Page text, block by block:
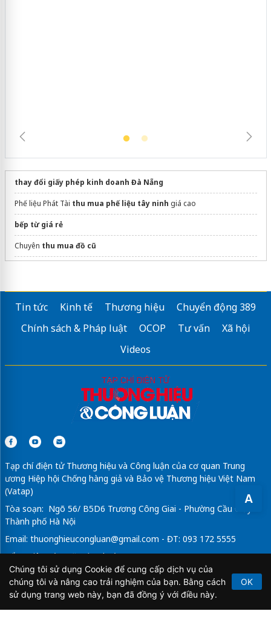
A
thay đổi giấy phép kinh doanh Đà Nẵng
Phế liệu Phát Tài thu mua phế liệu tây ninh giá cao
bếp từ giá rẻ
Chuyên thu mua đồ cũ
in bao bì giấy theo yêu cầu
dán phim cách nhiệt ô tô
giá tốt
Sửa máy rửa bát bosch
Tin tức Kinh tế Thương hiệu
Chuyển động 389
Chính sách & Pháp luật
OCOP Tư vấn
Xã hội
Videos
Tạp chí điện tử Thương hiệu và Công luận của cơ quan Trung
ương Hiệp hội Chống hàng giả và Bảo vệ Thương hiệu Việt Nam
(Vatap)
Tòa soạn: Ngõ 56/ B5D6 Trương Công Giai - Phường Cầu Giấy -
Thành phố Hà Nội
Email: thuonghieucongluan@gmail.com - ĐT: 093 172 5555
Tổng Biên Tập: Vũ Đức Thuận
Giấy phép hoạt động báo chí điện tử số 64/GP-BTTTT do Bộ
Thông tin và Truyền thông cấp ngày 21/2/2020.
Chúng tôi sử dụng Cookie để cung cấp dịch vụ của
chúng tôi và nâng cao trải nghiệm của bạn. Bằng cách
sử dụng trang web này, bạn đã đồng ý với điều này.
OK